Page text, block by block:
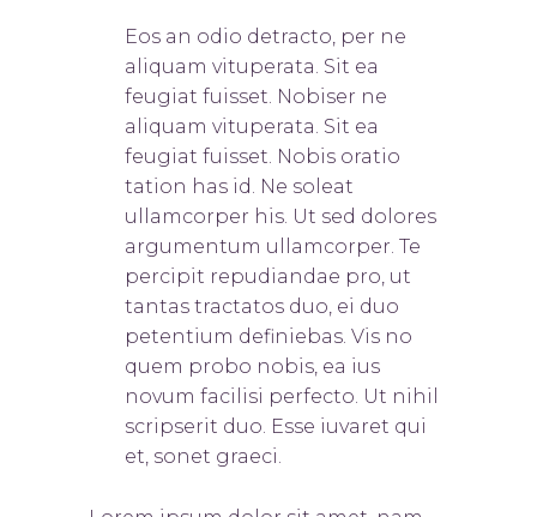
Eos an odio detracto, per ne
aliquam vituperata. Sit ea
feugiat fuisset. Nobiser ne
aliquam vituperata. Sit ea
feugiat fuisset. Nobis oratio
tation has id. Ne soleat
ullamcorper his. Ut sed dolores
argumentum ullamcorper. Te
percipit repudiandae pro, ut
tantas tractatos duo, ei duo
petentium definiebas. Vis no
quem probo nobis, ea ius
novum facilisi perfecto. Ut nihil
scripserit duo. Esse iuvaret qui
et, sonet graeci.